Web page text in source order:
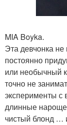
MIA Boyka.
Эта девчонка не
постоянно
или необычный
точно не
эксперименты с
длинные
чистый блонд …